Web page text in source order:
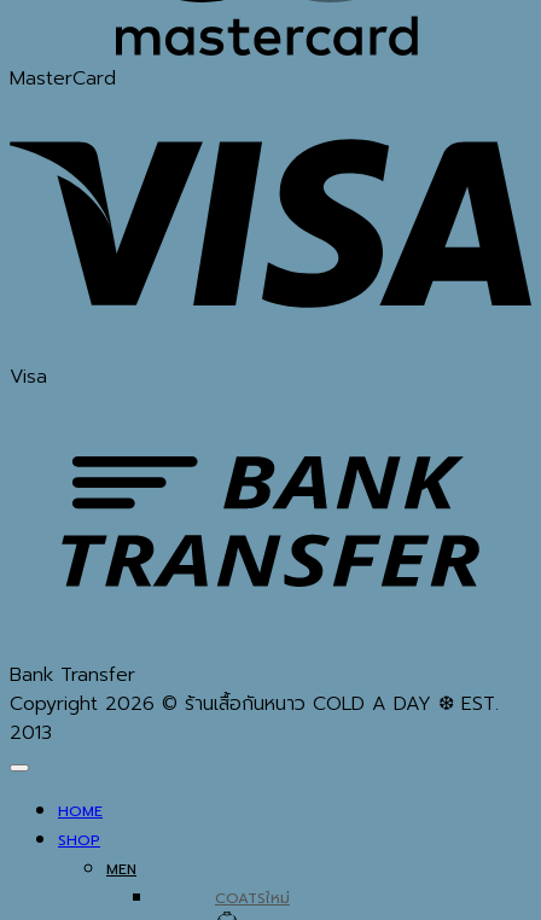
MasterCard
Visa
Bank Transfer
Copyright 2026 © ร้านเสื้อกันหนาว COLD A DAY ❆ EST.
2013
HOME
SHOP
MEN
COATS